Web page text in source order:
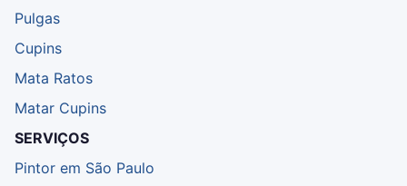
Pulgas
Cupins
Mata Ratos
Matar Cupins
SERVIÇOS
Pintor em São Paulo